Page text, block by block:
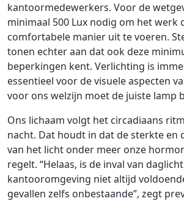
kantoormedewerkers. Voor de
minimaal 500 Lux nodig om het werk
comfortabele manier uit te voeren.
tonen echter aan dat ook deze
beperkingen kent. Verlichting is
essentieel voor de visuele aspecten
voor ons welzijn moet de juiste lamp
Ons lichaam volgt het circadiaans
nacht. Dat houdt in dat de sterkte en
van het licht onder meer onze
regelt. “Helaas, is de inval van
kantooromgeving niet altijd
gevallen zelfs onbestaande”, zegt